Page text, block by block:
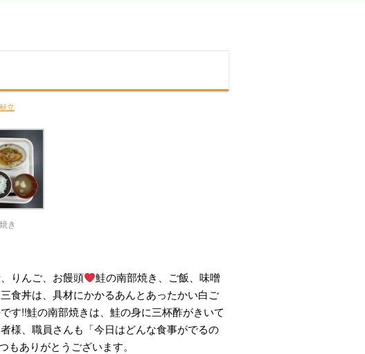
献立
き
りんご、お饅頭
鮭の南部焼き、ご飯、味噌
食丼は、具材にかかるあんとあったかい白ご
す!!鮭の南部焼きは、鮭の身に三杯酢がきいて
様、職員さんも「今日はどんな食事がでるの
ありがとうございます。